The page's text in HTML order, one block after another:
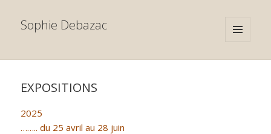
Sophie Debazac
AND
EXPOSITIONS
2025
…….. du 25 avril au 28 juin